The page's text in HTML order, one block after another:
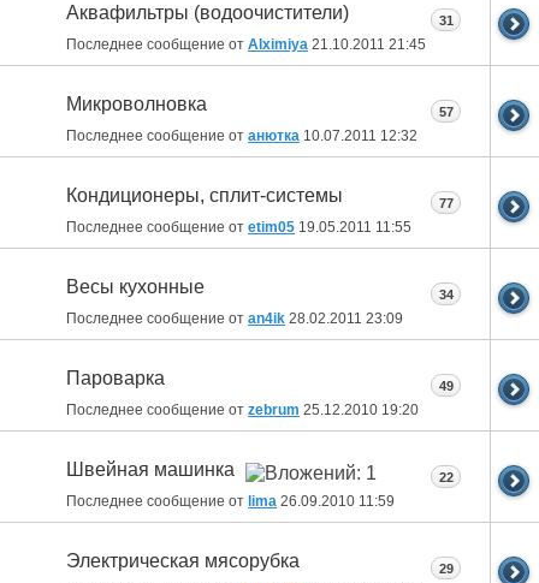
Аквафильтры (водоочистители)
Последнее сообщение от Alximiya 21.10.2011 21:45
31
Микроволновка
Последнее сообщение от анютка 10.07.2011 12:32
57
Кондиционеры, сплит-системы
Последнее сообщение от etim05 19.05.2011 11:55
77
Весы кухонные
Последнее сообщение от an4ik 28.02.2011 23:09
34
Пароварка
Последнее сообщение от zebrum 25.12.2010 19:20
49
Швейная машинка
Последнее сообщение от lima 26.09.2010 11:59
22
Электрическая мясорубка 29